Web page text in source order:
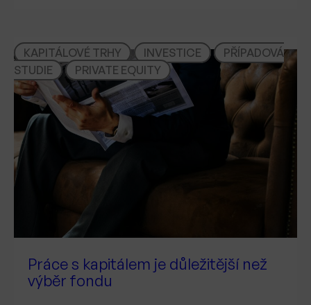
KAPITÁLOVÉ TRHY INVESTICE
PŘÍPADOVÁ
STUDIE
PRIVATE EQUITY
Práce s kapitálem je důležitější než
výběr fondu